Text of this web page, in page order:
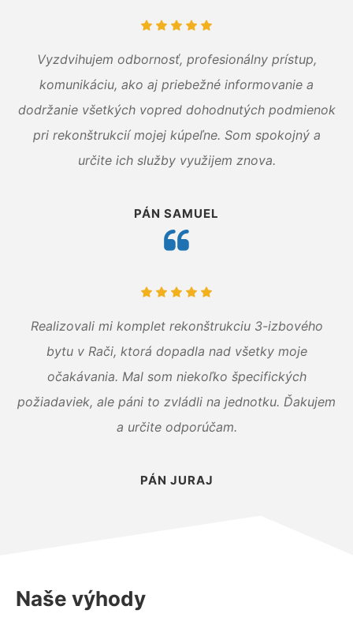
Vyzdvihujem odbornosť, profesionálny prístup,
komunikáciu, ako aj priebežné informovanie a
dodržanie všetkých vopred dohodnutých podmienok
pri rekonštrukcií mojej kúpeľne. Som spokojný a
určite ich služby využijem znova.
PÁN SAMUEL
Realizovali mi komplet rekonštrukciu 3-izbového
bytu v Rači, ktorá dopadla nad všetky moje
očakávania. Mal som niekoľko špecifických
požiadaviek, ale páni to zvládli na jednotku. Ďakujem
a určite odporúčam.
PÁN JURAJ
Naše výhody